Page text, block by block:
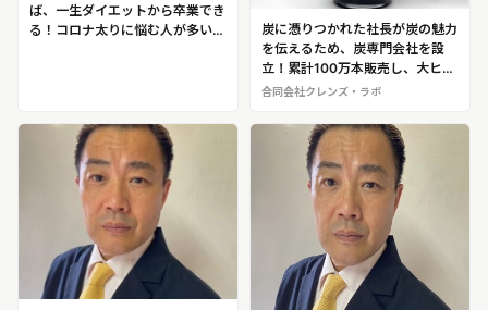
ば、一生ダイエットから卒業でき
る！コロナ太りに悩む人が多い
炭に憑りつかれた社長が炭の魅力
を伝えるため、炭専門会社を設
立！累計100万本販売し、大ヒッ
トした竹炭の水“チャコールウォ
ズ・ラボ」
合同会社クレンズ・ラボ